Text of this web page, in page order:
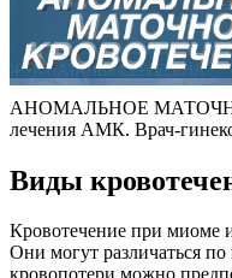
АНОМАЛЬНОЕ
лечения АМК. Врач-
Виды
Кровотечение при миоме
Они могут различаться